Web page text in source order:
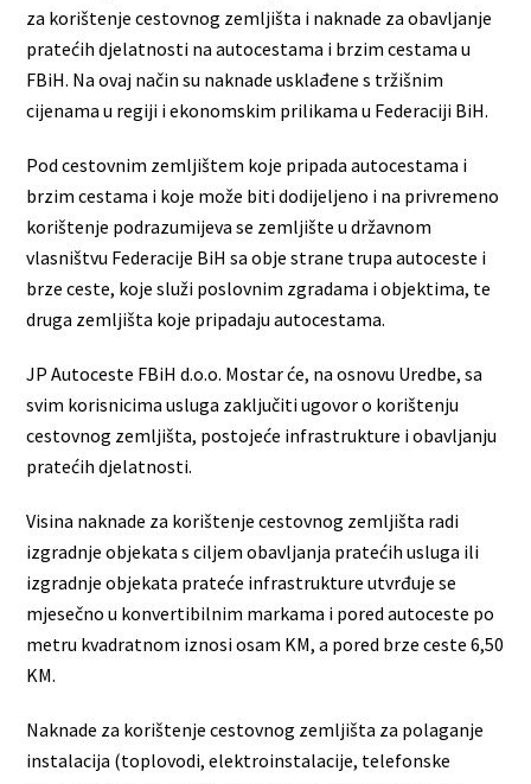
za korištenje cestovnog zemljišta i naknade za obavljanje
pratećih djelatnosti na autocestama i brzim cestama u
FBiH. Na ovaj način su naknade usklađene s tržišnim
cijenama u regiji i ekonomskim prilikama u Federaciji BiH.
Pod cestovnim zemljištem koje pripada autocestama i
brzim cestama i koje može biti dodijeljeno i na privremeno
korištenje podrazumijeva se zemljište u državnom
vlasništvu Federacije BiH sa obje strane trupa autoceste i
brze ceste, koje služi poslovnim zgradama i objektima, te
druga zemljišta koje pripadaju autocestama.
JP Autoceste FBiH d.o.o. Mostar će, na osnovu Uredbe, sa
svim korisnicima usluga zaključiti ugovor o korištenju
cestovnog zemljišta, postojeće infrastrukture i obavljanju
pratećih djelatnosti.
Visina naknade za korištenje cestovnog zemljišta radi
izgradnje objekata s ciljem obavljanja pratećih usluga ili
izgradnje objekata prateće infrastrukture utvrđuje se
mjesečno u konvertibilnim markama i pored autoceste po
metru kvadratnom iznosi osam KM, a pored brze ceste 6,50
KM.
Naknade za korištenje cestovnog zemljišta za polaganje
instalacija (toplovodi, elektroinstalacije, telefonske